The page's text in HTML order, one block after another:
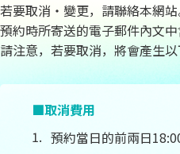
若要取消‧變更，請聯絡本網站
預約時所寄送的電子郵件內文中
請注意，若要取消，將會產生以
■取消費用
預約當日的前兩日